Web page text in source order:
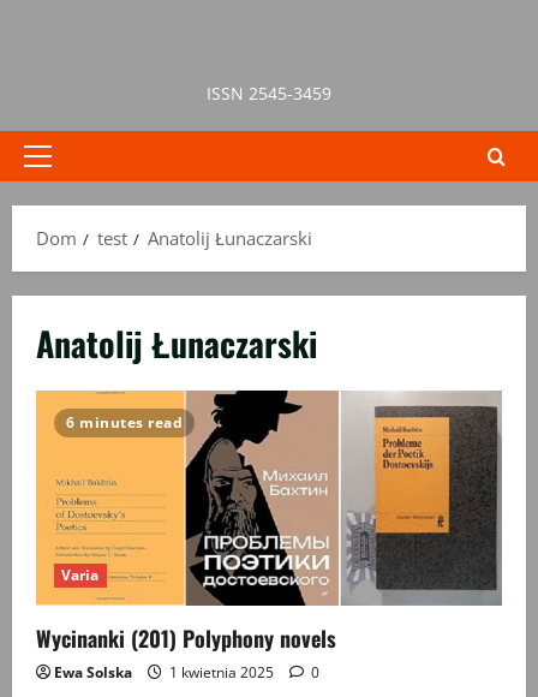
ISSN 2545-3459
Menu
Dom
test Anatolij Łunaczarski
Anatolij Łunaczarski
6 minutes read
Varia
Wycinanki (201) Polyphony novels
Ewa Solska 1 kwietnia 2025 0